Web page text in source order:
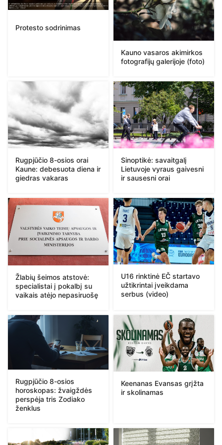
Protesto sodrinimas
Kauno vasaros akimirkos
fotografijų galerijoje (foto)
Rugpjūčio 8-osios orai
Kaune: debesuota diena ir
giedras vakaras
Sinoptikė: savaitgalį
Lietuvoje vyraus gaivesni
ir sausesni orai
Žlabių šeimos atstovė:
specialistai į pokalbį su
vaikais atėjo nepasiruošę
U16 rinktinė EČ startavo
užtikrintai įveikdama
serbus (video)
Rugpjūčio 8-osios
horoskopas: žvaigždės
perspėja tris Zodiako
ženklus
Keenanas Evansas grįžta
ir skolinamas